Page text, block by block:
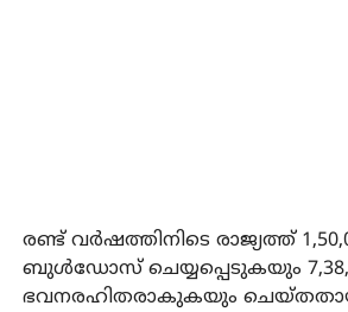
രണ്ട് വര്‍ഷത്തിനിടെ രാജ്യത്ത്
ബുള്‍ഡോസ് ചെയ്യപ്പെടുകയും
ഭവനരഹിതരാകുകയും